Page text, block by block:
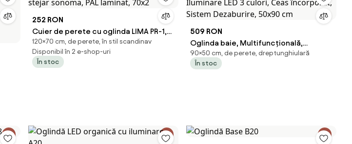
252 RON
Cuier de perete cu oglinda LIMA PR-1,
stejar sonoma, PAL laminat, 70x2
120×70 cm, de perete, în stil scandinav
Disponibil în 2 e-shop-uri
În stoc
509 RON
Oglinda baie, Multifuncțională,
Iluminare LED 3 culori, Ceas încorporat,
Sistem Dezaburire, 50x90 cm
90×50 cm, de perete, dreptunghiulară
În stoc